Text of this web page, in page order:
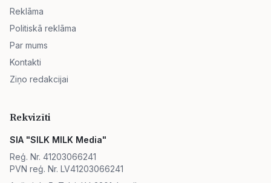
Reklāma
Politiskā reklāma
Par mums
Kontakti
Ziņo redakcijai
Rekvizīti
SIA "SILK MILK Media"
Reģ. Nr. 41203066241
PVN reģ. Nr. LV41203066241